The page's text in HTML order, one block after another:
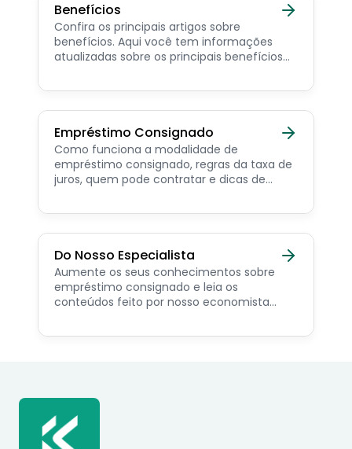
Benefícios
Confira os principais artigos sobre
benefícios. Aqui você tem informações
atualizadas sobre os principais benefícios
pensionista e beneficiários de programas
Empréstimo Consignado
Como funciona a modalidade de
empréstimo consignado, regras da taxa de
juros, quem pode contratar e dicas de
Do Nosso Especialista
Aumente os seus conhecimentos sobre
empréstimo consignado e leia os
conteúdos feito por nosso economista